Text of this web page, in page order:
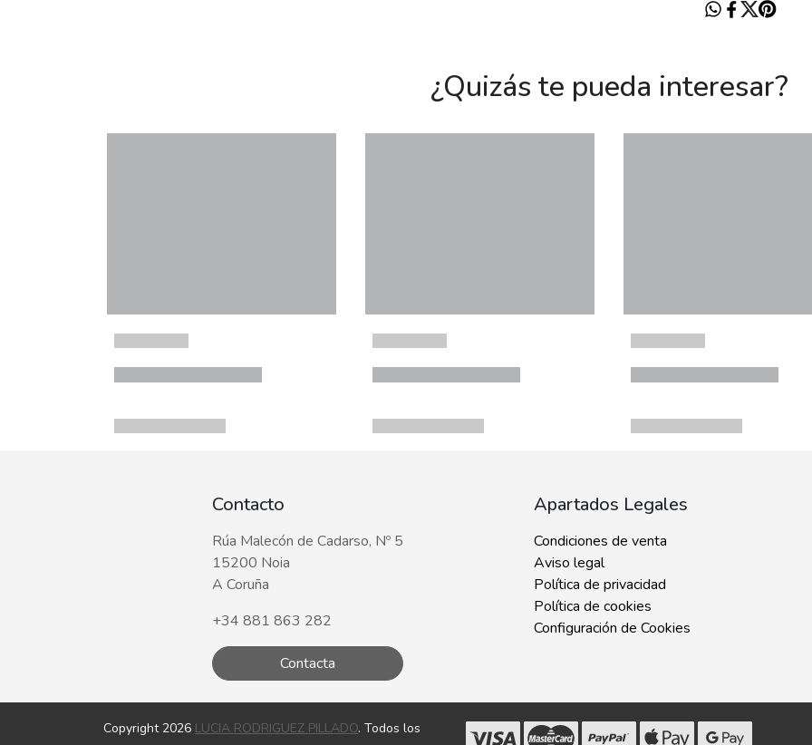
¿Quizás te pueda interesar?
Contacto
Rúa Malecón de Cadarso, Nº 5
15200 Noia
A Coruña
+34 881 863 282
Contacta
Apartados Legales
Condiciones de venta
Aviso legal
Política de privacidad
Política de cookies
Configuración de Cookies
Copyright 2026 LUCIA RODRIGUEZ PILLADO. Todos los